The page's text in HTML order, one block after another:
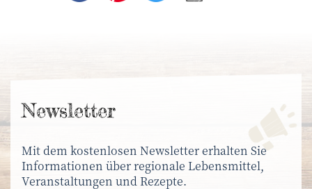
News­letter
Mit dem kostenlosen Newsletter erhalten Sie
Informationen über regionale Lebensmittel,
Veranstaltungen und Rezepte.